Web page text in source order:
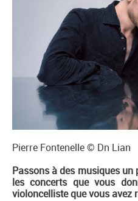
Pierre Fontenelle © Dn Lian
Passons à des musiques
les concerts que vous
violoncelliste que vous avez